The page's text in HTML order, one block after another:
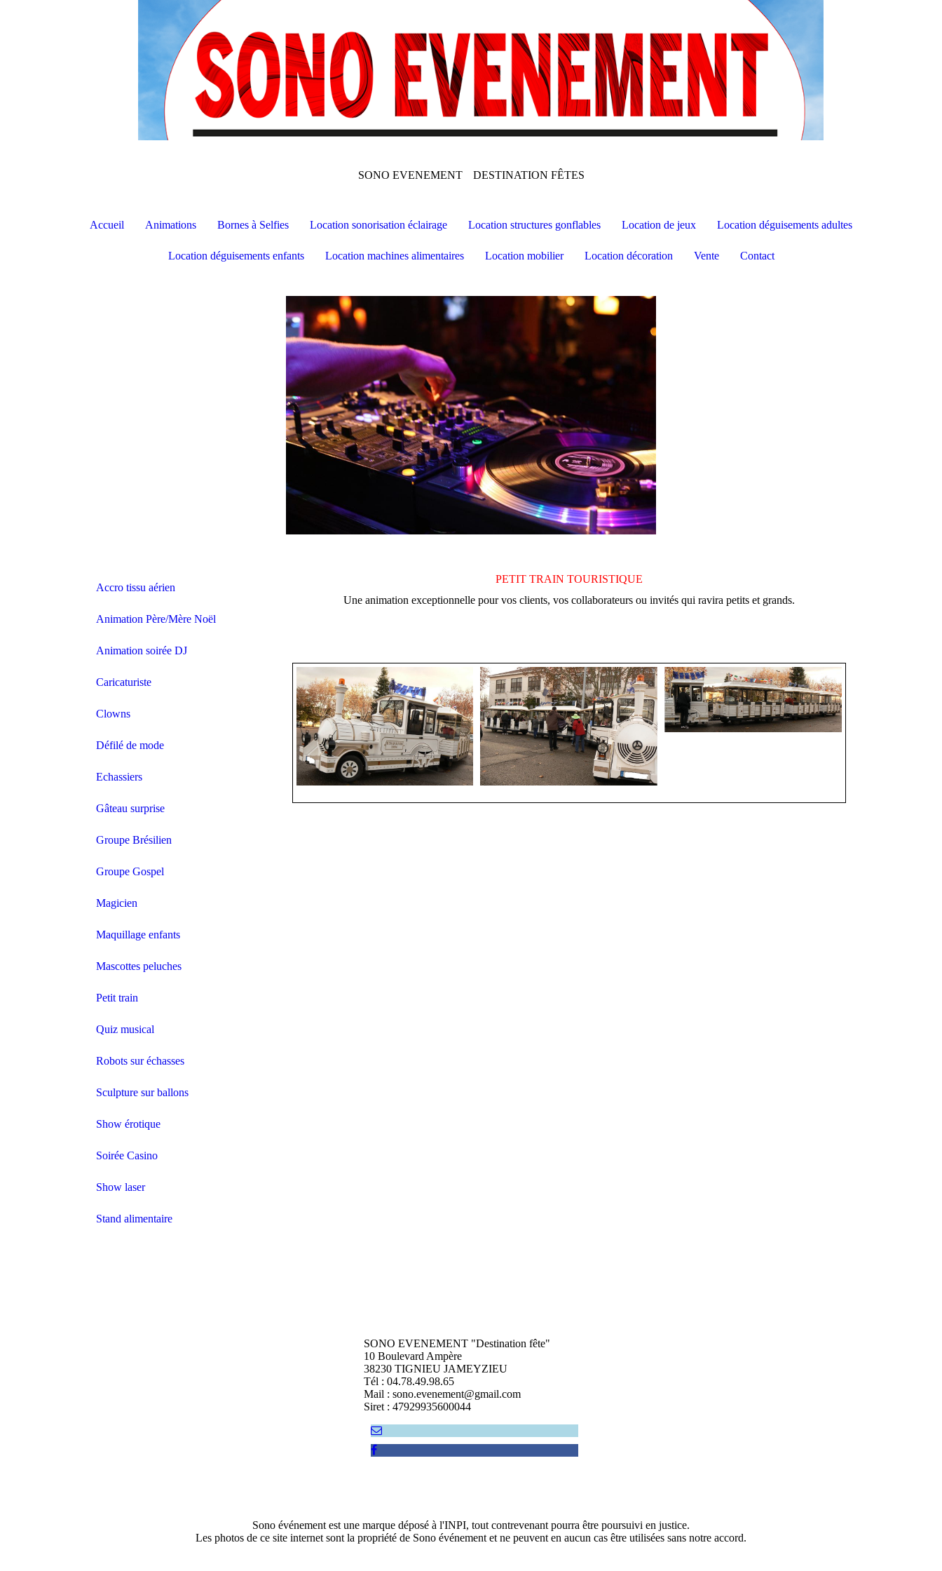
SONO EVENEMENT DESTINATION FÊTES
Accueil Animations Bornes à Selfies Location sonorisation éclairage Location structures gonflables Location de jeux Location déguisements adultes
Location déguisements enfants Location machines alimentaires Location mobilier Location décoration Vente Contact
Accro tissu aérien
Animation Père/Mère Noël
Animation soirée DJ
Caricaturiste
Clowns
Défilé de mode
Echassiers
Gâteau surprise
Groupe Brésilien
Groupe Gospel
Magicien
Maquillage enfants
Mascottes peluches
Petit train
Quiz musical
Robots sur échasses
Sculpture sur ballons
Show érotique
Soirée Casino
Show laser
Stand alimentaire
PETIT TRAIN TOURISTIQUE
Une animation exceptionnelle pour vos clients, vos collaborateurs ou invités qui ravira petits et grands.
SONO EVENEMENT "Destination fête"
10 Boulevard Ampère
38230 TIGNIEU JAMEYZIEU
Tél : 04.78.49.98.65
Mail : sono.evenement@gmail.com
Siret : 47929935600044
Sono événement est une marque déposé à l'INPI, tout contrevenant pourra être poursuivi en justice.
Les photos de ce site internet sont la propriété de Sono événement et ne peuvent en aucun cas être utilisées sans notre accord.